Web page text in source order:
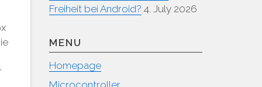
Freiheit bei Android? 4. July 2026
MENU
Homepage
Microcontroller